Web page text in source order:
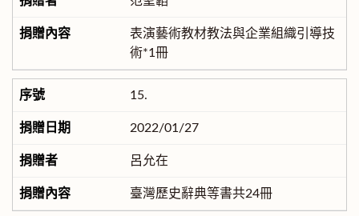
表演藝術教材教法與企業組織引導技
術*1冊
15.
2022/01/27
呂允在
臺灣歷史辭典等書共24冊